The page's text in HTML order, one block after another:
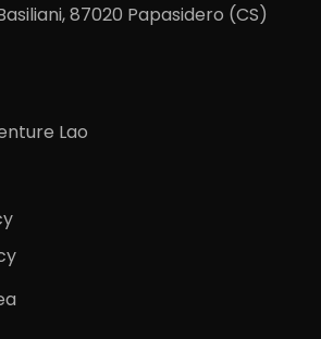
87020 Papasidero (CS)
Lao